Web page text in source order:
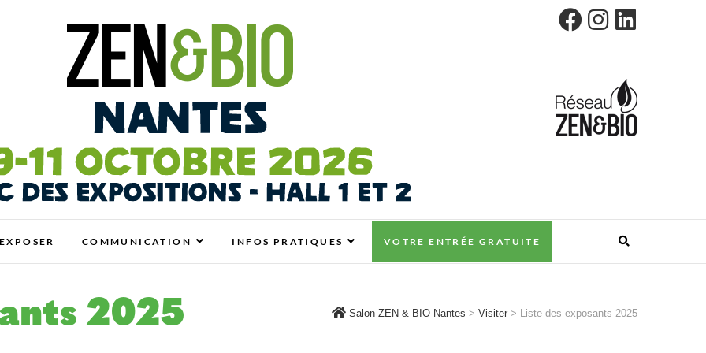
BIO, BIEN-ÊTRE ET HABITAT SAIN
EXPOSER COMMUNICATION INFOS PRATIQUES VOTRE ENTRÉE GRATUITE
2025 Salon ZEN & BIO Nantes > Visiter > Liste des exposants 2025